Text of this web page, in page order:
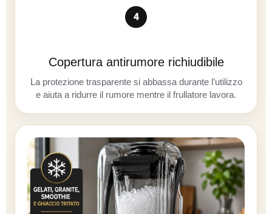
4
Copertura antirumore richiudibile
La protezione trasparente si abbassa durante l’utilizzo
e aiuta a ridurre il rumore mentre il frullatore lavora.